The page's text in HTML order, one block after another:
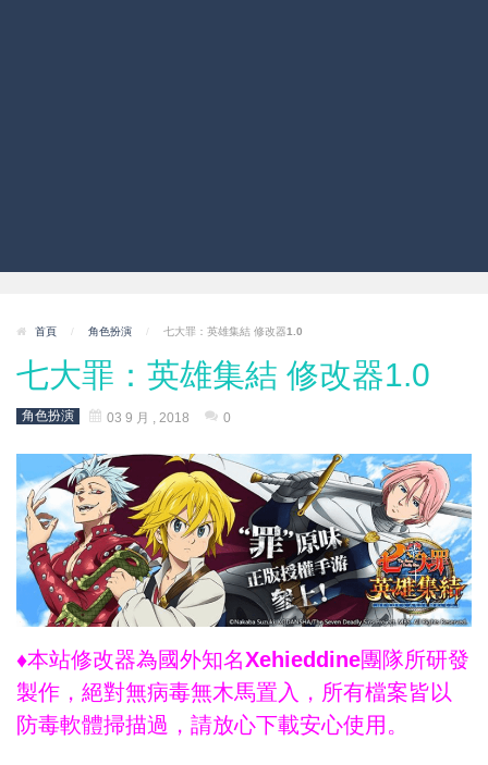
首頁 / 角色扮演 / 七大罪：英雄集結 修改器1.0
七大罪：英雄集結 修改器1.0
角色扮演 03 9 月 , 2018 0
♦本站修改器為國外知名Xehieddine團隊所研發
製作，絕對無病毒無木馬置入，所有檔案皆以
防毒軟體掃描過，請放心下載安心使用。